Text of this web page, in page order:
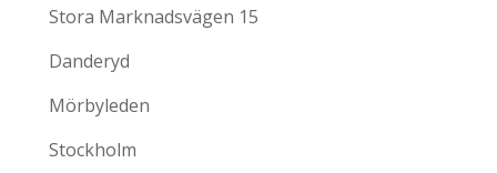
Stora Marknadsvägen 15
Danderyd
Mörbyleden
Stockholm